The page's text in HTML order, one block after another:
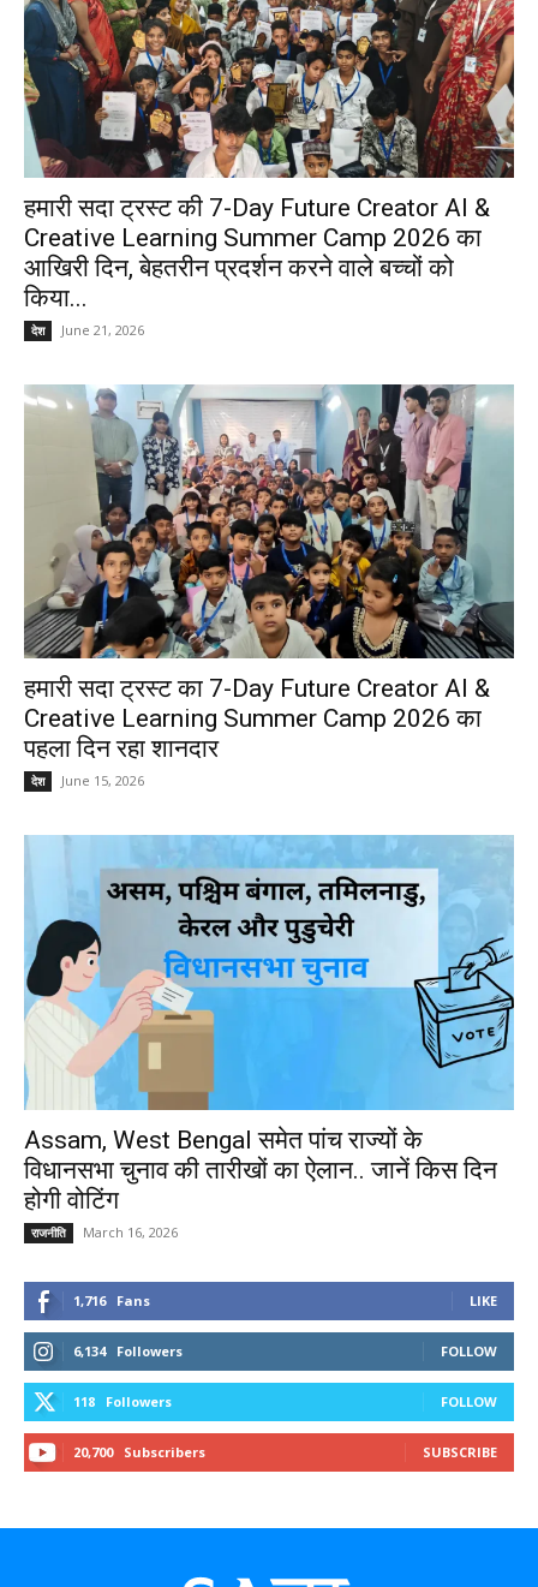
हमारी सदा ट्रस्ट की 7-Day Future Creator AI &
Creative Learning Summer Camp 2026 का
आखिरी दिन, बेहतरीन प्रदर्शन करने वाले बच्चों को
किया...
देश June 21, 2026
हमारी सदा ट्रस्ट का 7-Day Future Creator AI &
Creative Learning Summer Camp 2026 का
पहला दिन रहा शानदार
देश June 15, 2026
Assam, West Bengal समेत पांच राज्यों के
विधानसभा चुनाव की तारीखों का ऐलान.. जानें किस दिन
होगी वोटिंग
राजनीति March 16, 2026
1,716 Fans LIKE
6,134 Followers FOLLOW
118 Followers FOLLOW
20,700 Subscribers SUBSCRIBE